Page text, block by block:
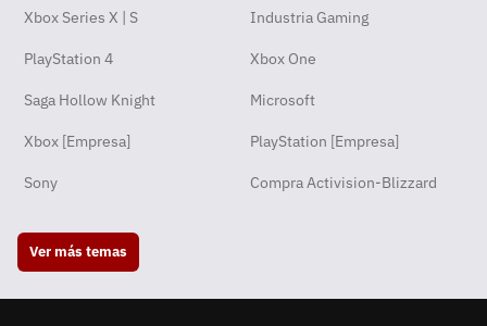
Xbox Series X | S Industria Gaming
PlayStation 4 Xbox One
Saga Hollow Knight Microsoft
Xbox [Empresa] PlayStation [Empresa]
Sony Compra Activision-Blizzard
Ver más temas